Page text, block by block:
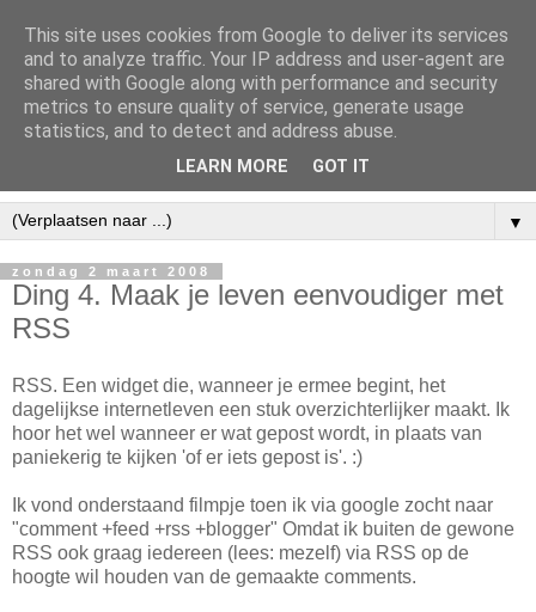
▼
zondag 2 maart 2008
Ding 4. Maak je leven eenvoudiger met
RSS
RSS. Een widget die, wanneer je ermee begint, het
dagelijkse internetleven een stuk overzichterlijker maakt. Ik
hoor het wel wanneer er wat gepost wordt, in plaats van
paniekerig te kijken 'of er iets gepost is'. :)
Ik vond onderstaand filmpje toen ik via google zocht naar
"comment +feed +rss +blogger" Omdat ik buiten de gewone
RSS ook graag iedereen (lees: mezelf) via RSS op de
hoogte wil houden van de gemaakte comments.
This site uses cookies from Google to deliver its services
and to analyze traffic. Your IP address and user-agent are
shared with Google along with performance and security
metrics to ensure quality of service, generate usage
statistics, and to detect and address abuse.
LEARN MORE GOT IT